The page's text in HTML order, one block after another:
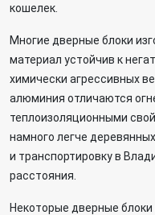
кошелек.
Многие дверные блоки
материал устойчив к
химически агрессивных
алюминия отличаются
теплоизоляционными
намного легче
и транспортировку в
расстояния.
Некоторые дверные